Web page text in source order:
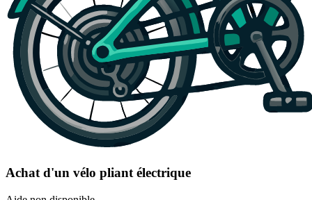
Achat d'un vélo pliant électrique